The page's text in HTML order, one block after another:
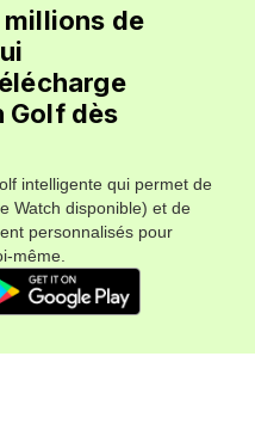
millions de
Golf dès
intelligente qui permet de
Watch disponible) et de
personnalisés pour
même.